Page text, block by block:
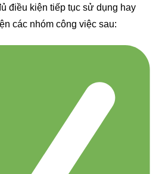
điều kiện tiếp tục sử dụng hay
các nhóm công việc sau: